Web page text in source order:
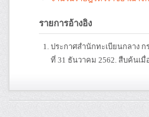
รายการอ้างอิง
ประกาศสำนักทะเบียนกลาง
ที่ 31 ธันวาคม 2562. สืบค้นเมื่